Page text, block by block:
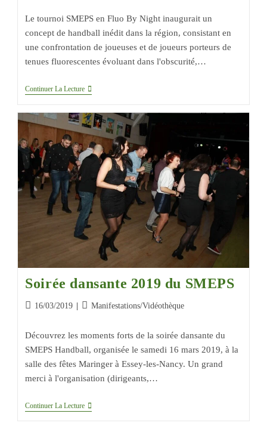
Le tournoi SMEPS en Fluo By Night inaugurait un
concept de handball inédit dans la région, consistant en
une confrontation de joueuses et de joueurs porteurs de
tenues fluorescentes évoluant dans l'obscurité,…
Continuer La Lecture
Soirée dansante 2019 du SMEPS
16/03/2019 Manifestations/Vidéothèque
Découvrez les moments forts de la soirée dansante du
SMEPS Handball, organisée le samedi 16 mars 2019, à la
salle des fêtes Maringer à Essey-les-Nancy. Un grand
merci à l'organisation (dirigeants,…
Continuer La Lecture